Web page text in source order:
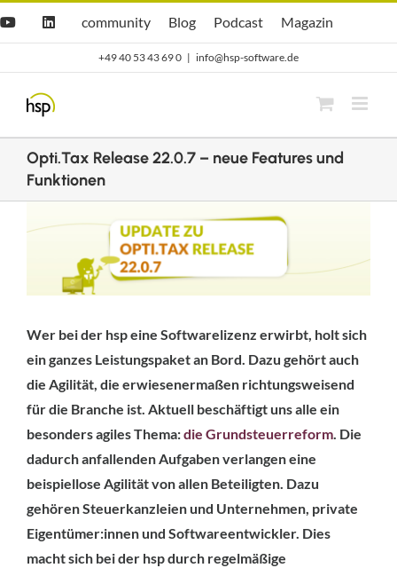
YouTubeLinkedIn
Hsp
community
community
hsp
Blog
Blog Opti.Cast
Podcast Opti.Mag
Magazin
+49 40 53 43 69 0 | info@hsp-software.de
Opti.Tax Release 22.0.7 – neue Features und
Funktionen
grösseres
Wer bei der hsp eine Softwarelizenz erwirbt, holt sich
ein ganzes Leistungspaket an Bord. Dazu gehört auch
die Agilität, die erwiesenermaßen richtungsweisend
für die Branche ist. Aktuell beschäftigt uns alle ein
besonders agiles Thema:die Grundsteuerreform. Die
dadurch anfallenden Aufgaben verlangen eine
beispiellose Agilität von allen Beteiligten. Dazu
gehören Steuerkanzleien und Unternehmen, private
Eigentümer:innen und Softwareentwickler. Dies
macht sich bei der hsp durch regelmäßige